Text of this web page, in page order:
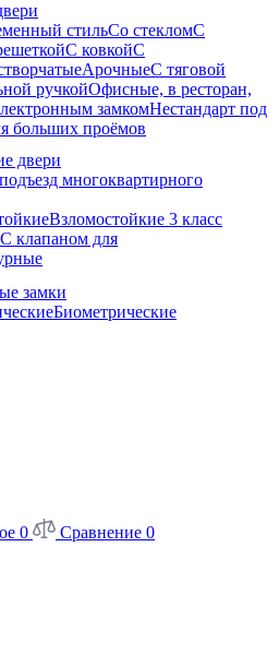
стильСо стекломС
С ковкойС
АрочныеС тяговой
ручкойОфисные, в ресторан,
замкомНестандарт под
больших проёмов
двери
многоквартирного
Взломостойкие 3 класс
С клапаном для
замки
Биометрические
0 Сравнение 0